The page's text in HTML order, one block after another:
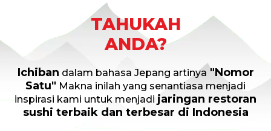
TAHUKAH
ANDA?
Ichiban dalam bahasa Jepang artinya "Nomor
Satu" Makna inilah yang senantiasa menjadi
inspirasi kami untuk menjadi jaringan restoran
sushi terbaik dan terbesar di Indonesia